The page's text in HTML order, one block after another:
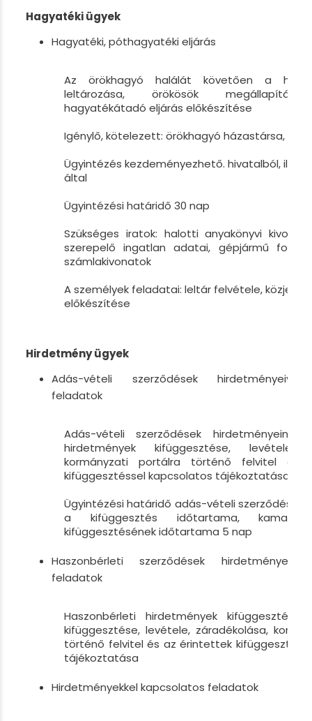
Hagyatéki ügyek
Hagyatéki, póthagyatéki eljárás
Az örökhagyó halálát követően a
leltározása, örökösök
hagyatékátadó eljárás előkészítése
Igénylő, kötelezett: örökhagyó házastársa,
Ügyintézés kezdeményezhető. hivatalból,
által
Ügyintézési határidő 30 nap
Szükséges iratok: halotti anyakönyvi
szerepelő ingatlan adatai, gépjármű
számlakivonatok
A személyek feladatai: leltár felvétele,
előkészítése
Hirdetmény ügyek
Adás-vételi szerződések hirdetményeivel
feladatok
Adás-vételi szerződések hirdetményeinek
hirdetmények kifüggesztése, levétele,
kormányzati portálra történő felvitel és
kifüggesztéssel kapcsolatos tájékoztatása
Ügyintézési határidő adás-vételi szerződés
a kifüggesztés időtartama, kamarai
kifüggesztésének időtartama 5 nap
Haszonbérleti szerződések
feladatok
Haszonbérleti hirdetmények kifüggesztése.
kifüggesztése, levétele, záradékolása,
történő felvitel és az érintettek
tájékoztatása
Hirdetményekkel kapcsolatos feladatok